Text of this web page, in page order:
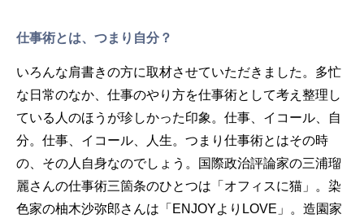
仕事術とは、つまり自分？
いろんな肩書きの方に取材させていただきました。多忙
な日常のなか、仕事のやり方を仕事術として考え整理し
ている人のほうが珍しかった印象。仕事、イコール、自
分。仕事、イコール、人生。つまり仕事術とはその時
の、その人自身なのでしょう。国際政治評論家の三浦瑠
麗さんの仕事術三箇条のひとつは「オフィスに猫」。染
色家の柚木沙弥郎さんは「ENJOYよりLOVE」。造園家